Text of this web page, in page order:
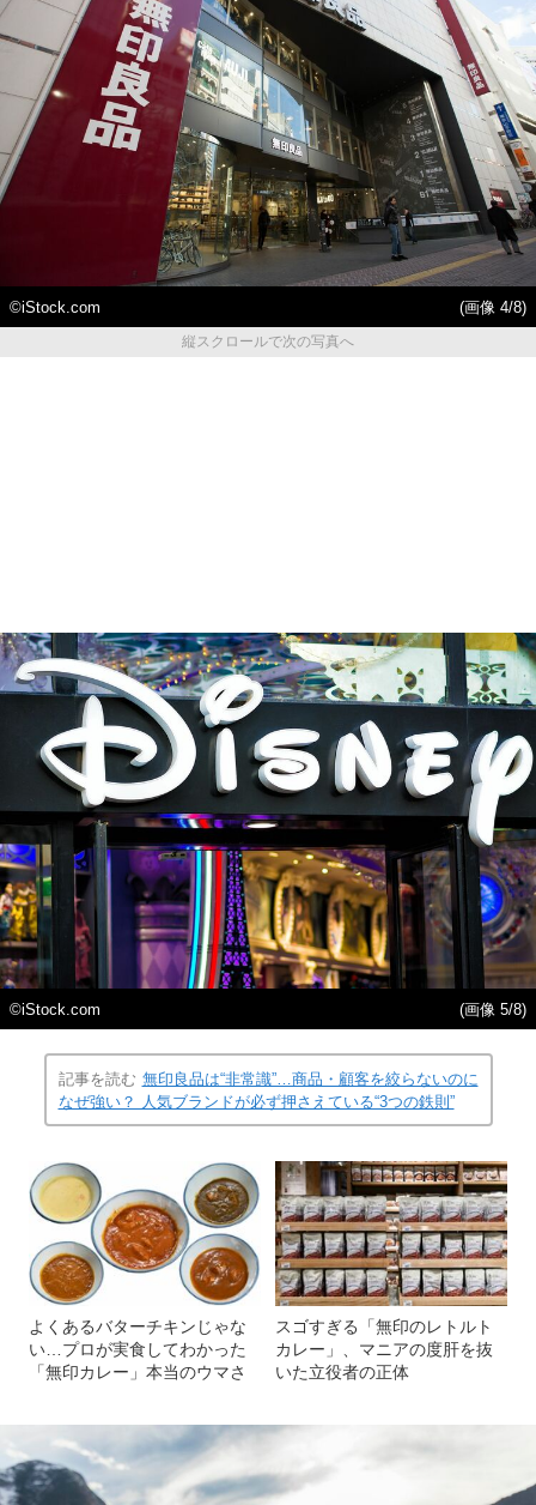
©️iStock.com
(画像 4/8)
縦スクロールで次の写真へ
©️iStock.com (画像 5/8)
記事を読む 無印良品は“非常識”…商品・顧客を絞らないのに
なぜ強い？ 人気ブランドが必ず押さえている“3つの鉄則”
よくあるバターチキンじゃな
い…プロが実食してわかった
「無印カレー」本当のウマさ
スゴすぎる「無印のレトルト
カレー」、マニアの度肝を抜
いた立役者の正体